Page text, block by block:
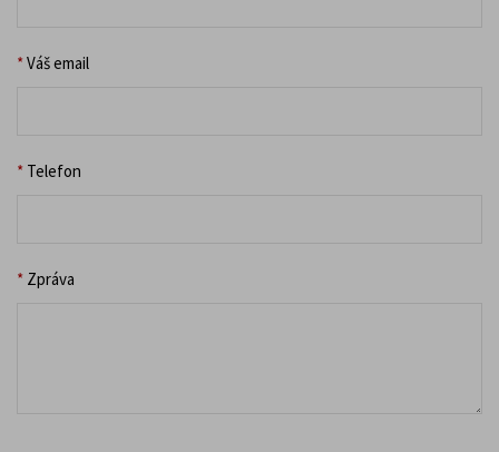
*Váš email
* Telefon
* Zpráva